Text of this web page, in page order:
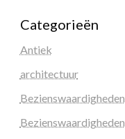
Categorieën
Antiek
architectuur
Bezienswaardigheden
Bezienswaardigheden